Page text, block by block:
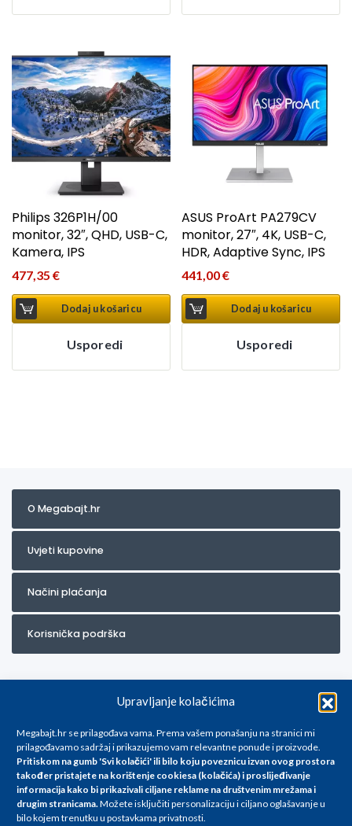
Upravljanje kolačićima
Megabajt.hr se prilagođava vama. Prema vašem ponašanju na stranici mi
prilagođavamo sadržaj i prikazujemo vam relevantne ponude i proizvode.
Pritiskom na gumb 'Svi kolačići' ili bilo koju poveznicu izvan ovog prostora
također pristajete na korištenje cookiesa (kolačića) i proslijeđivanje
informacija kako bi prikazivali ciljane reklame na društvenim mrežama i
drugim stranicama.Možete isključiti personalizaciju i ciljano oglašavanje u
bilo kojem trenutku u postavkama privatnosti.
Philips 326P1H/00
monitor, 32″, QHD, USB-C,
Kamera, IPS
477,35 €
Dodaj u košaricu
Usporedi
ASUS ProArt PA279CV
monitor, 27″, 4K, USB-C,
HDR, Adaptive Sync, IPS
441,00€
Dodaj u košaricu
Usporedi
O Megabajt.hr
Uvjeti kupovine
Načini plaćanja
Korisnička podrška
Za artikle kojih trenutno nema u ponudi obratite nam se na
info@megabajt.hr. Sve cijene su informativnog karaktera i podložne su
promjenama, a
iskazane su za avansno plaćanje(gotovina) u Eurima i uključuju PDV. Sve